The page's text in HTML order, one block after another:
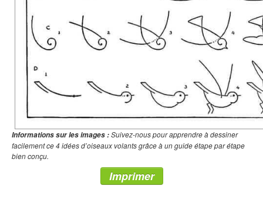
Informations sur les images :Suivez-nous pour apprendre à dessiner
facilement ce 4 idées d’oiseaux volants grâce à un guide étape par étape
bien conçu.
Imprimer